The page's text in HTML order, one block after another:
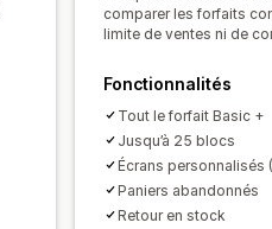
comparer les forfaits
limite de ventes ni de
Fonctionnalités
Tout le forfait Basic +
Jusqu’à 25 blocs
Écrans personnalisés
Paniers abandonnés
Retour en stock